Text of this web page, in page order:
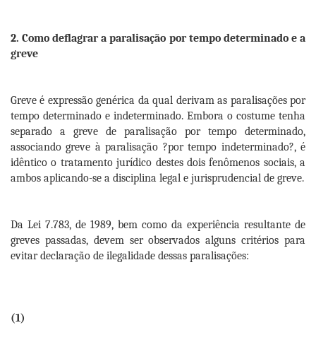
2. Como deflagrar a paralisação por tempo determinado e a
greve
Greve é expressão genérica da qual derivam as paralisações por
tempo determinado e indeterminado. Embora o costume tenha
separado a greve de paralisação por tempo determinado,
associando greve à paralisação ?por tempo indeterminado?, é
idêntico o tratamento jurídico destes dois fenômenos sociais, a
ambos aplicando-se a disciplina legal e jurisprudencial de greve.
Da Lei 7.783, de 1989, bem como da experiência resultante de
greves passadas, devem ser observados alguns critérios para
evitar declaração de ilegalidade dessas paralisações:
(1)